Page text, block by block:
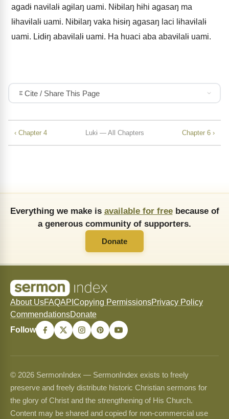
agadɨ navɨlalɨ agɨlaŋ uami. Nɨbɨlaŋ hɨhi agasaŋ ma
lɨhavɨlalɨ uami. Nɨbɨlaŋ vaka hɨsɨŋ agasaŋ laci lɨhavɨlalɨ
uami. Lɨdɨŋ abavɨlalɨ uami. Ha huaci aba abavɨlalɨ uami.
Cite / Share This Page
‹ Chapter 4 Lukɨ — All Chapters Chapter 6 ›
Everything we make is available for freebecause of
a generous community of supporters.
Donate
About UsFAQAPI Copying PermissionsPrivacy Policy
CommendationsDonate
Follow
© 2026 SermonIndex — SermonIndex exists to freely
preserve and freely distribute historic Christian sermons for
the glory of Christ and the strengthening of His Church.
Content may be shared and copied for non-commercial use